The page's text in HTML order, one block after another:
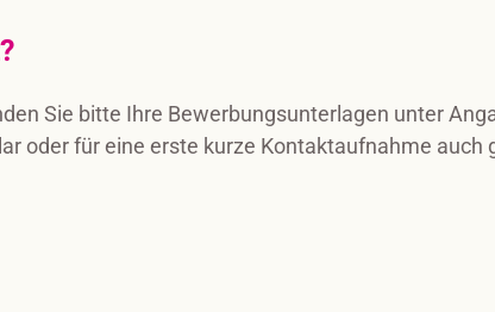
Sie bitte Ihre Bewerbungsunterlagen unter
oder für eine erste kurze Kontaktaufnahme auch